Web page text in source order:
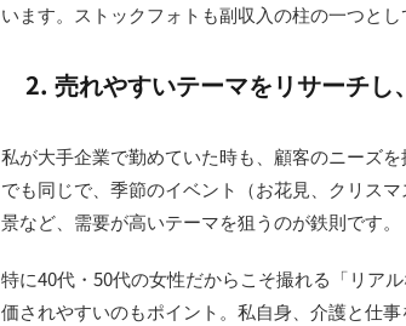
います。ストックフォトも副収入の柱の一つとし
2. 売れやすいテーマをリサーチ
私が大手企業で勤めていた時も、顧客のニーズ
でも同じで、季節のイベント（お花見、クリス
景など、需要が高いテーマを狙うのが鉄則です。
特に40代・50代の女性だからこそ撮れる「リア
価されやすいのもポイント。私自身、介護と仕